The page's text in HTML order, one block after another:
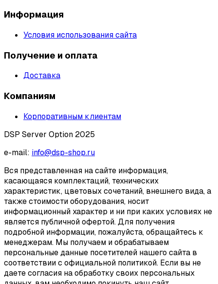
Информация
Условия использования сайта
Получение и оплата
Доставка
Компаниям
Корпоративным клиентам
DSP Server Option 2025
e-mail: info@dsp-shop.ru
Вся представленная на сайте информация,
касающаяся комплектаций, технических
характеристик, цветовых сочетаний, внешнего вида, а
также стоимости оборудования, носит
информационный характер и ни при каких условиях не
является публичной офертой. Для получения
подробной информации, пожалуйста, обращайтесь к
менеджерам. Мы получаем и обрабатываем
персональные данные посетителей нашего сайта в
соответствии с официальной политикой. Если вы не
даете согласия на обработку своих персональных